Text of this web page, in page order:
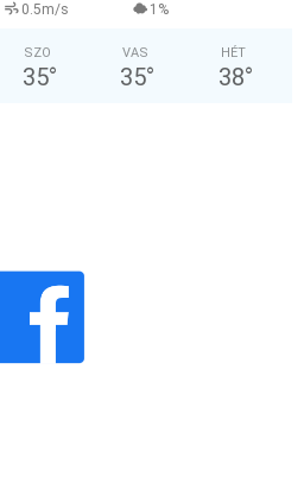
0.5m/s 1%
SZO
35°
VAS
35°
HÉT
38°